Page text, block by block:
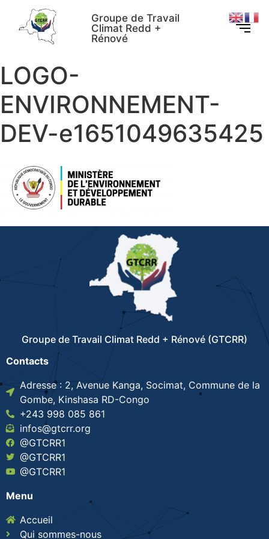
Groupe de Travail
Climat Redd +
Rénové
LOGO-
ENVIRONNEMENT-
DEV-e1651049635425
Groupe de Travail Climat Redd + Rénové (GTCRR)
Contacts
Adresse : 2, Avenue Kanga, Socimat, Commune de la
Gombe, Kinshasa RD-Congo
+243 998 085 861
infos@gtcrr.org
@GTCRR1
@GTCRR1
@GTCRR1
Menu
Accueil
Qui sommes-nous